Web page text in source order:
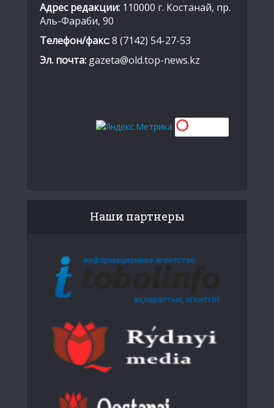
Адрес редакции: 110000 г. Костанай, пр.
Аль-Фараби, 90
Телефон/факс:8 (7142) 54-27-53
Эл. почта: gazeta@old.top-news.kz
Наши партнеры